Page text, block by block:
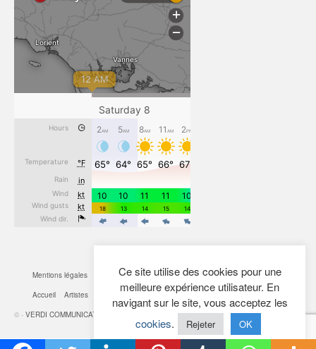
Mentions légales Cookies Confidentialité Plan du site
Contact
Accueil
Artistes Actualités Boutique
Mon Compte
© - VERDI COMMUNICATION
Ce site utilise des cookies pour une
meilleure expérience utilisateur. En
navigant sur le site, vous acceptez les
cookies. Rejeter OK